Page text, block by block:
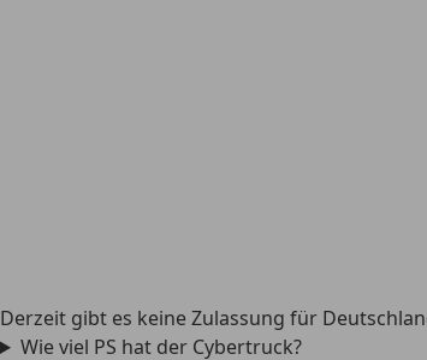
Derzeit gibt es keine Zulassung für
Wie viel PS hat der Cybertruck?